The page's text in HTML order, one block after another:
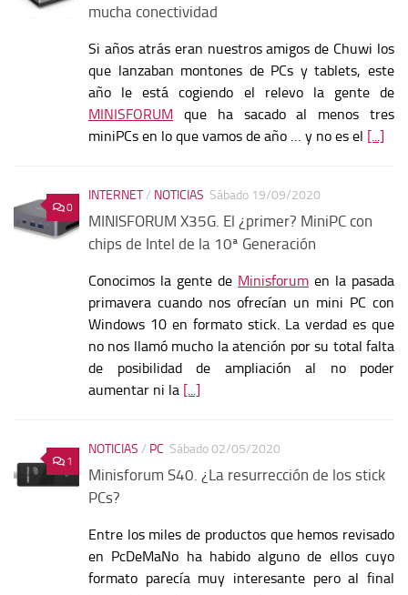
mucha conectividad
Si años atrás eran nuestros amigos de Chuwi los
que lanzaban montones de PCs y tablets, este
año le está cogiendo el relevo la gente de
MINISFORUM que ha sacado al menos tres
miniPCs en lo que vamos de año … y no es el [...]
0
INTERNET/ NOTICIAS Sábado 19/09/2020
MINISFORUM X35G. El ¿primer? MiniPC con
chips de Intel de la 10ª Generación
Conocimos la gente de Minisforum en la pasada
primavera cuando nos ofrecían un mini PC con
Windows 10 en formato stick. La verdad es que
no nos llamó mucho la atención por su total falta
de posibilidad de ampliación al no poder
aumentar ni la [...]
1
NOTICIAS / PC Sábado 02/05/2020
Minisforum S40. ¿La resurrección de los stick
PCs?
Entre los miles de productos que hemos revisado
en PcDeMaNo ha habido alguno de ellos cuyo
formato parecía muy interesante pero al final